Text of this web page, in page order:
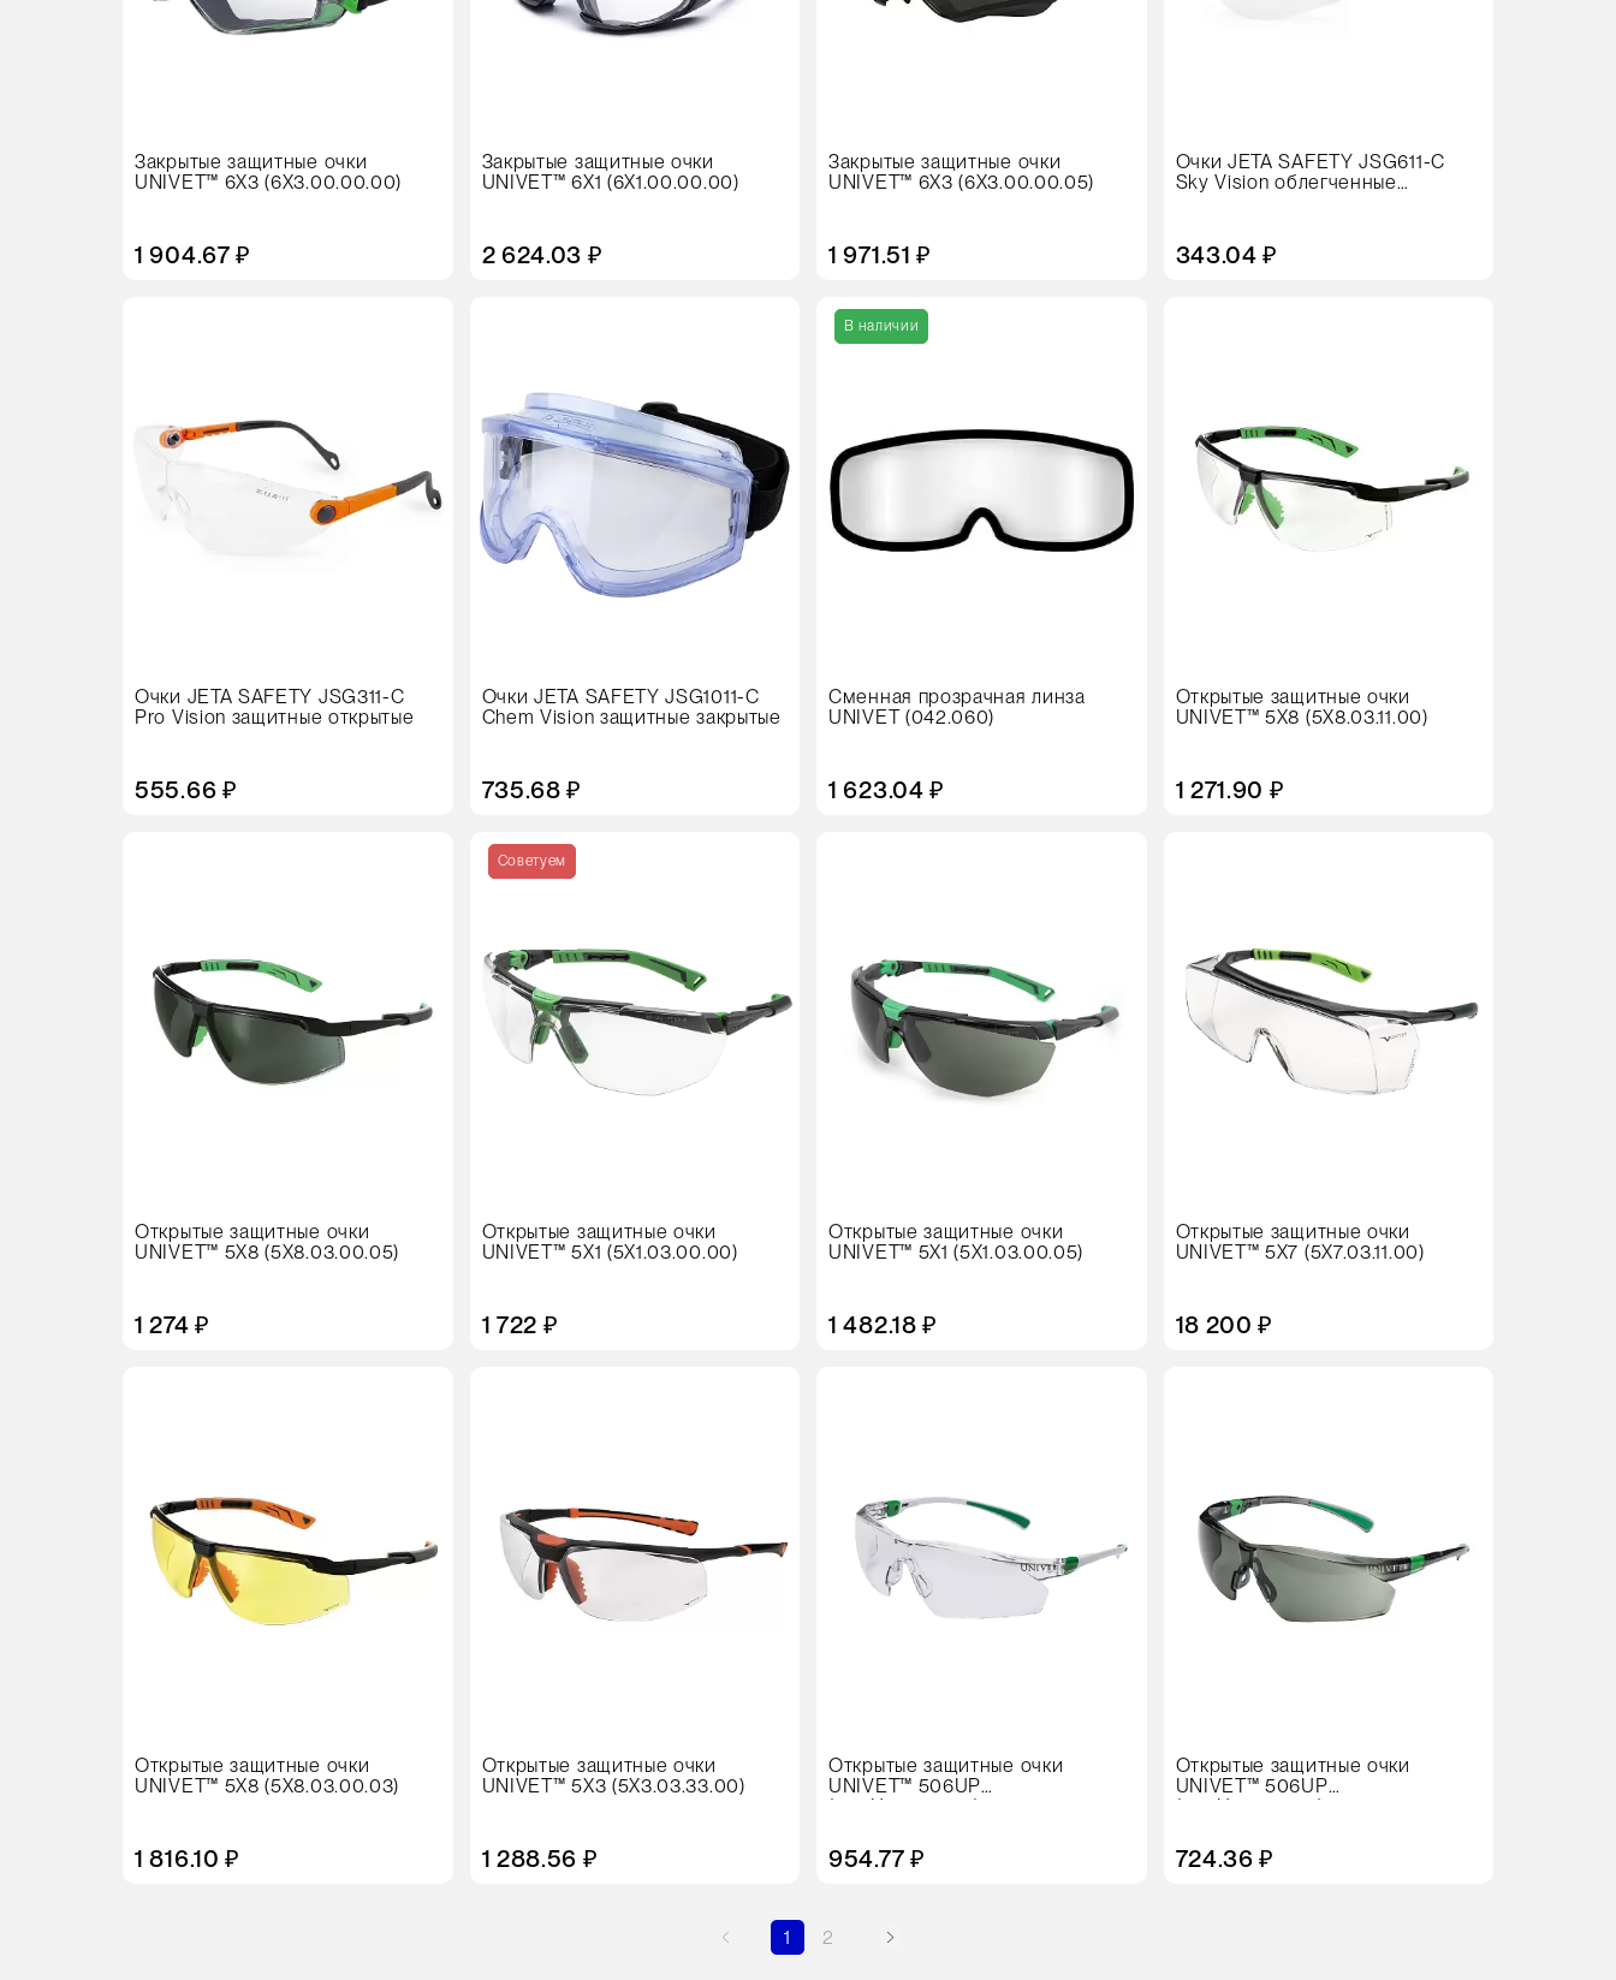
Закрытые защитные очки
UNIVET™ 6X3 (6X3.00.00.00)
1 904.67 ₽
Закрытые защитные очки
UNIVET™ 6X1 (6X1.00.00.00)
2 624.03 ₽
Закрытые защитные очки
UNIVET™ 6X3 (6X3.00.00.05)
1 971.51 ₽
Очки JETA SAFETY JSG611-C
Sky Vision облегченные
343.04 ₽
Очки JETA SAFETY JSG311-C
Pro Vision защитные открытые
555.66 ₽
Очки JETA SAFETY JSG1011-C
Chem Vision защитные закрытые
735.68 ₽
В наличии
Сменная прозрачная линза
UNIVET (042.060)
1 623.04 ₽
Открытые защитные очки
UNIVET™ 5X8 (5X8.03.11.00)
1 271.90 ₽
Цвет
Открытые защитные очки
UNIVET™ 5X8 (5X8.03.00.05)
1 274 ₽
Советуем
Открытые защитные очки
UNIVET™ 5Х1 (5Х1.03.00.00)
1 722 ₽
Открытые защитные очки
UNIVET™ 5Х1 (5X1.03.00.05)
1 482.18 ₽
Кол-
во
в
10 штук
Цвет
Открытые защитные очки
UNIVET™ 5X7 (5X7.03.11.00)
18 200 ₽
Открытые защитные очки
UNIVET™ 5X8 (5X8.03.00.03)
1 816.10 ₽
Открытые защитные очки
UNIVET™ 5X3 (5X3.03.33.00)
1 288.56 ₽
Цвет
Открытые защитные очки
UNIVET™ 506UP
(506U.03.00.00)
954.77 ₽
Открытые защитные очки
UNIVET™ 506UP
(506U.04.04.05)
724.36 ₽
1 2